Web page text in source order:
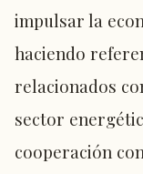
impulsar la
haciendo
relacionados
sector
cooperación